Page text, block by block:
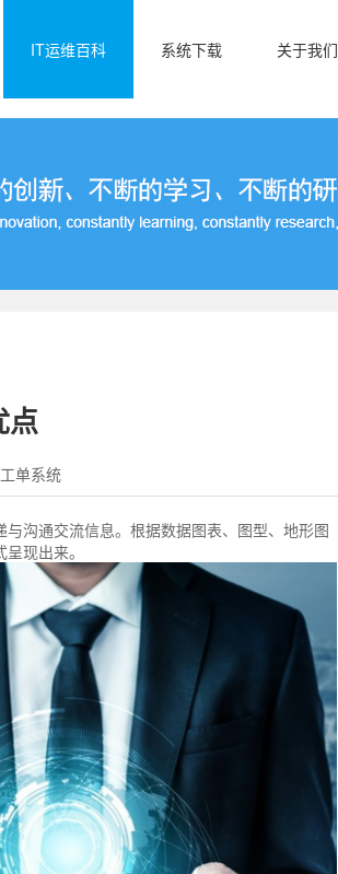
IT运维百科 系统下载 关于我们
点
单系统
沟通交流信息。根据数据图表、图型、地形图
现出来。